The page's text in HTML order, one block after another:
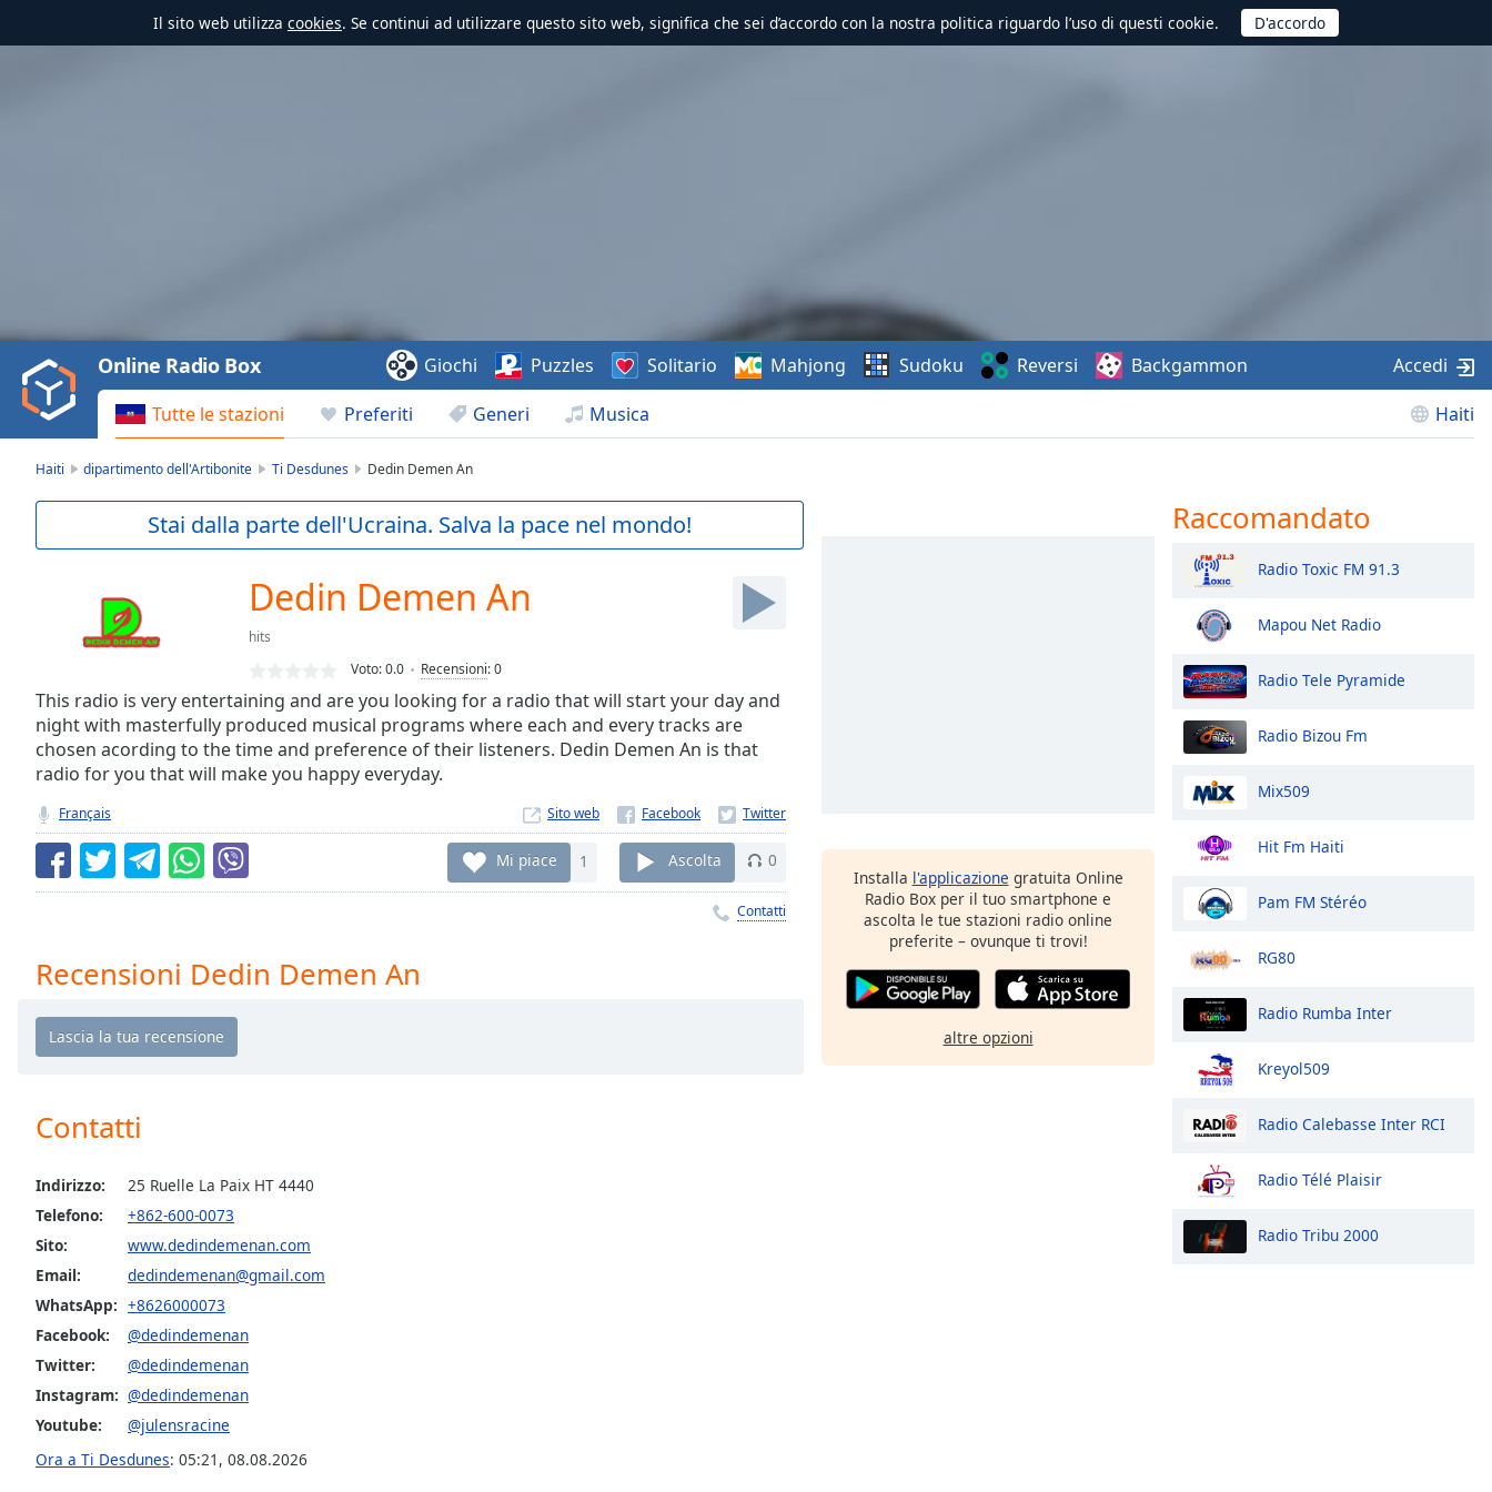
Il sito web utilizza cookies. Se continui ad utilizzare questo sito web, significa che sei d’accordo con la nostra politica riguardo l’uso di questi cookie.
Video
Play
Backward
Skip
Current
TypeLIVE
Seek to
live,
currently
behind
Remaining
Time-
Chapters
descriptions
selected
Subtitles
settings
opens
subtitles
settings
dialog
subtitles
off,
selected
Tutte le stazioni Preferiti Generi Musica Haiti
Online Radio Box Giochi Puzzles Solitario Mahjong Sudoku Reversi Backgammon Accedi
Haiti dipartimento dell'Artibonite Ti Desdunes Dedin Demen An
Stai dalla parte dell'Ucraina. Salva la pace nel mondo!
Dedin Demen An
hits
Voto:0.0 Recensioni:0
This radio is very entertaining and are you looking for a radio that will start your day and
night with masterfully produced musical programs where each and every tracks are
chosen acording to the time and preference of their listeners. Dedin Demen An is that
radio for you that will make you happy everyday.
Français Sito web
Mi piace 1 Ascolta 0
Contatti
Recensioni Dedin Demen An
Contatti
Indirizzo:
25 Ruelle La Paix HT 4440
Telefono:
+862-600-0073
Sito:
www.dedindemenan.com
Email:
dedindemenan@gmail.com
WhatsApp: +8626000073
Facebook:
@dedindemenan
Twitter:
@dedindemenan
Instagram: @dedindemenan
Youtube:
@julensracine
Ora a Ti Desdunes: 05:21 , 08.08.2026
Installa l'applicazione gratuita Online
Radio Box per il tuo smartphone e
ascolta le tue stazioni radio online
preferite – ovunque ti trovi!
altre opzioni
Raccomandato
Radio Toxic FM 91.3
Mapou Net Radio
Radio Tele Pyramide
Radio Bizou Fm
Mix509
Hit Fm Haiti
Pam FM Stéréo
RG80
Radio Rumba Inter
Kreyol509
Radio Calebasse Inter RCI
Radio Télé Plaisir
Radio Tribu 2000